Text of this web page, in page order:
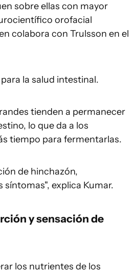
sobre ellas con mayor
orofacial
colabora con Trulsson en el
la salud intestinal.
tienden a permanecer
lo que da a los
tiempo para fermentarlas.
de hinchazón,
explica Kumar.
y sensación de
los nutrientes de los